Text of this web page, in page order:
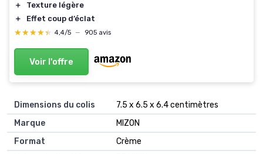
＋
Texture légère
＋
Effet coup d’éclat
★★★★★
★★★★★ 4,4/5 — 905 avis
Voir l'offre
Dimensions du colis
‎7.5 x 6.5 x 6.4 centimètres
Marque
‎MIZON
Format
‎Crème